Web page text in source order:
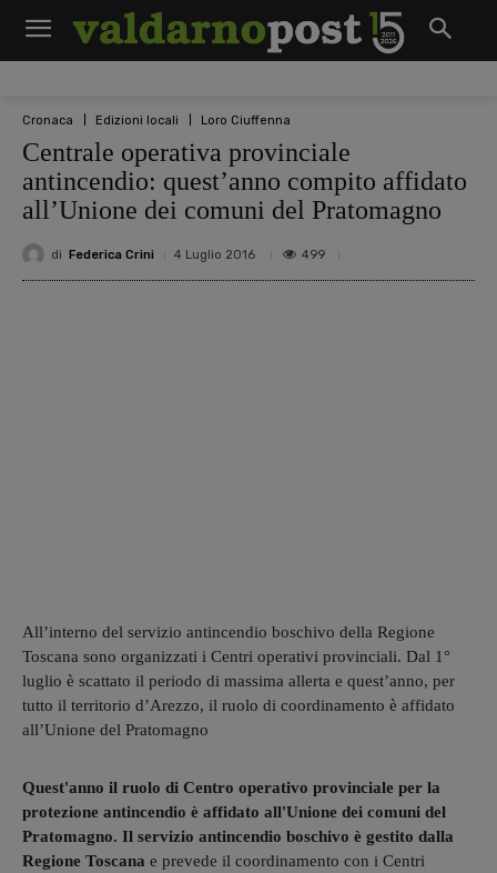
Cronaca Edizioni locali Loro Ciuffenna
Centrale operativa provinciale
antincendio: quest’anno compito affidato
all’Unione dei comuni del Pratomagno
di Federica Crini 4 Luglio 2016 499
All’interno del servizio antincendio boschivo della Regione
Toscana sono organizzati i Centri operativi provinciali. Dal 1°
luglio è scattato il periodo di massima allerta e quest’anno, per
tutto il territorio d’Arezzo, il ruolo di coordinamento è affidato
all’Unione del Pratomagno
Quest'anno il ruolo di Centro operativo provinciale per la
protezione antincendio è affidato all'Unione dei comuni del
Pratomagno. Il servizio antincendio boschivo è gestito dalla
Regione Toscana e prevede il coordinamento con i Centri